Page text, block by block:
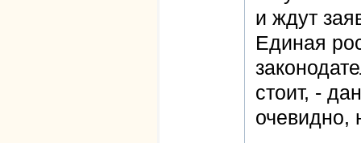
и ждут
Единая
стоит, -
очевидно,